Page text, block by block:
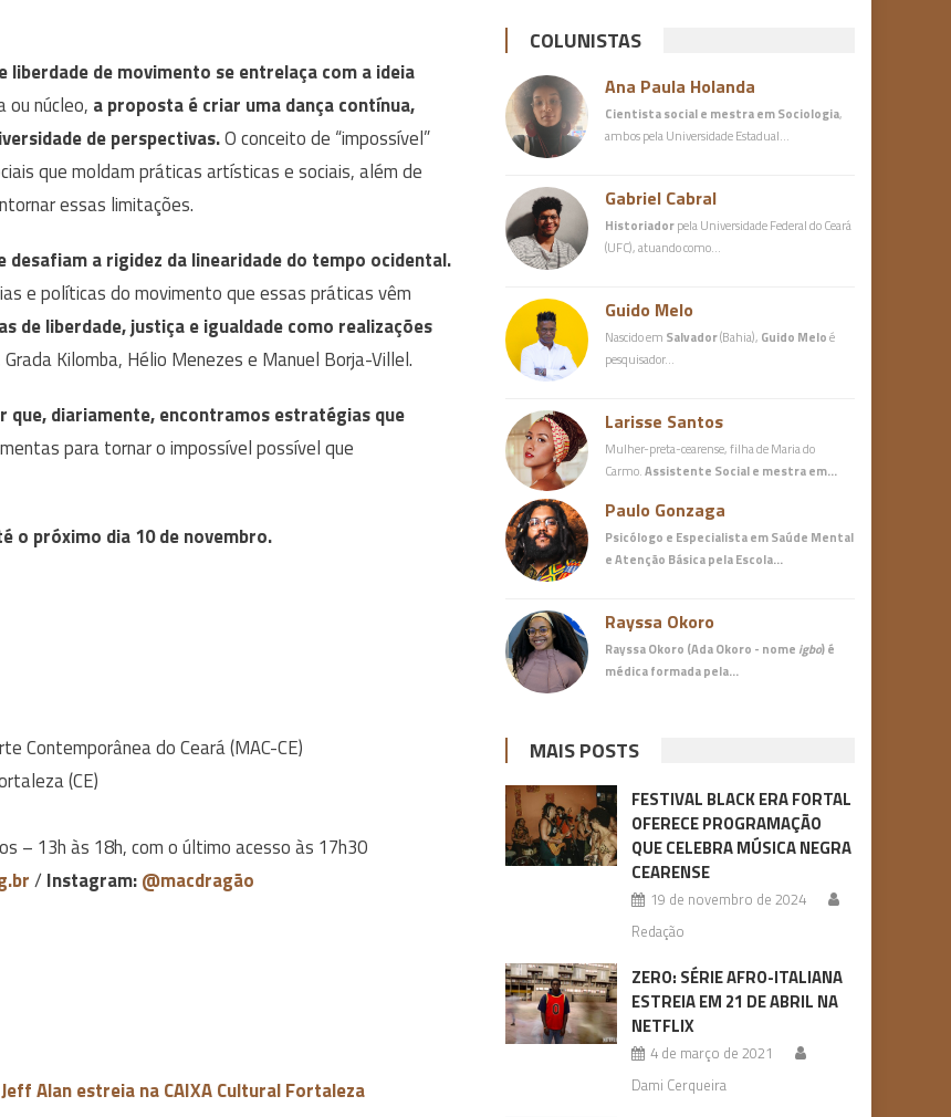
de movimento se entrelaça com a ideia
ou núcleo, a proposta é criar uma dança contínua,
de perspectivas.O conceito de “impossível”
que moldam práticas artísticas e sociais, além de
essas limitações.
a rigidez da linearidade do tempo ocidental.
e políticas do movimento que essas práticas vêm
de liberdade, justiça e igualdade como realizações
Kilomba, Hélio Menezes e Manuel Borja-Villel.
que, diariamente, encontramos estratégias que
para tornar o impossível possível que
o próximo dia 10 de novembro.
Contemporânea do Ceará (MAC-CE)
(CE)
– 13h às 18h, com o último acesso às 17h30
/Instagram:@macdragão
Alan estreia na CAIXA Cultural Fortaleza
COLUNISTAS
Ana Paula Holanda
Cientista social e mestra em Sociologia,
ambos pela Universidade Estadual…
Gabriel Cabral
Historiadorpela Universidade Federal do Ceará
(UFC), atuando como…
Guido Melo
Nascido em Salvador(Bahia), Guido Meloé
pesquisador…
Larisse Santos
Mulher-preta-cearense, filha de Maria do
Carmo.Assistente Social e mestra em…
Paulo Gonzaga
Psicólogo e Especialista em Saúde Mental
e Atenção Básicapela Escola…
Rayssa Okoro
Rayssa Okoro (Ada Okoro - nome igbo) é
médicaformada pela…
MAIS POSTS
FESTIVAL BLACK ERA FORTAL
OFERECE PROGRAMAÇÃO
QUE CELEBRA MÚSICA NEGRA
CEARENSE
19 de novembro de 2024
Redação
ZERO: SÉRIE AFRO-ITALIANA
ESTREIA EM 21 DE ABRIL NA
NETFLIX
4 de março de 2021
Dami Cerqueira